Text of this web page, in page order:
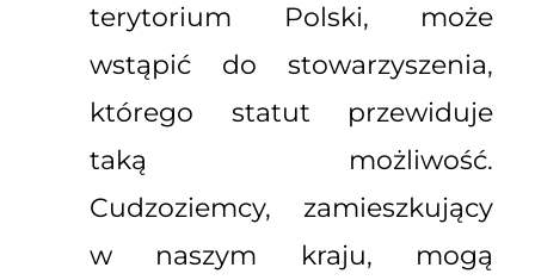
terytorium Polski, może
wstąpić do stowarzyszenia,
którego statut przewiduje
taką możliwość.
Cudzoziemcy, zamieszkujący
w naszym kraju, mogą